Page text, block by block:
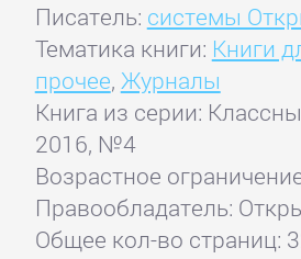
Писатель: системы
Тематика книги: Книги
прочее, Журналы
Книга из серии:
2016, №4
Возрастное
Правообладатель:
Общее кол-во страниц: